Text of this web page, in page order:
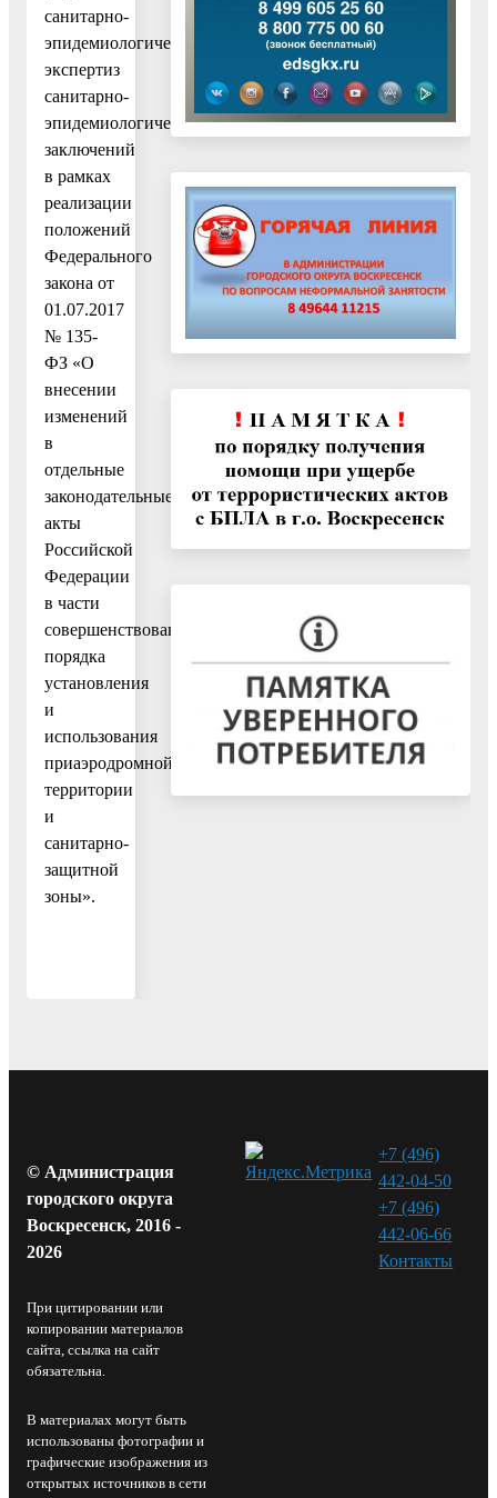
санитарно-
эпидемиологических
экспертиз
санитарно-
эпидемиологических
заключений
в рамках
реализации
положений
Федерального
закона от
01.07.2017
№ 135-
ФЗ «О
внесении
изменений
в
отдельные
законодательные
акты
Российской
Федерации
в части
совершенствования
порядка
установления
и
использования
приаэродромной
территории
и
санитарно-
защитной
зоны».
© Администрация
городского округа
Воскресенск, 2016 -
2026
При цитировании или
копировании материалов
сайта, ссылка на сайт
обязательна.
В материалах могут быть
использованы фотографии и
графические изображения из
открытых источников в сети
+7 (496)
442-04-50
+7 (496)
442-06-66
Контакты⁠